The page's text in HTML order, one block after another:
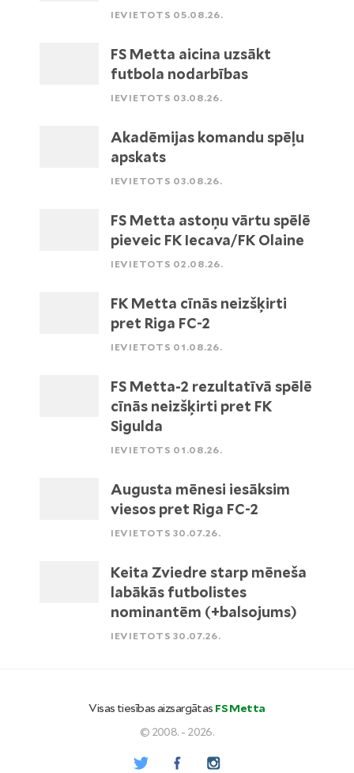
IEVIETOTS 05.08.26.
FS Metta aicina uzsākt
futbola nodarbības
IEVIETOTS 03.08.26.
Akadēmijas komandu spēļu
apskats
IEVIETOTS 03.08.26.
FS Metta astoņu vārtu spēlē
pieveic FK Iecava/FK Olaine
IEVIETOTS 02.08.26.
FK Metta cīnās neizšķirti
pret Riga FC-2
IEVIETOTS 01.08.26.
FS Metta-2 rezultatīvā spēlē
cīnās neizšķirti pret FK
Sigulda
IEVIETOTS 01.08.26.
Augusta mēnesi iesāksim
viesos pret Riga FC-2
IEVIETOTS 30.07.26.
Keita Zviedre starp mēneša
labākās futbolistes
nominantēm (+balsojums)
IEVIETOTS 30.07.26.
Visas tiesības aizsargātas FS Metta
© 2008. - 2026.